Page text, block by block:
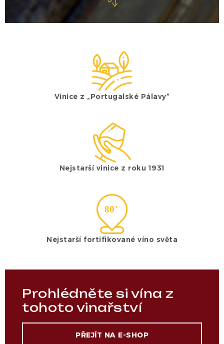
Vinice z „Portugalské Pálavy“
Nejstarší vinice z roku 1931
Nejstarší fortifikované víno světa
Prohlédněte si vína z
tohoto vinařství
PŘEJÍT NA E-SHOP